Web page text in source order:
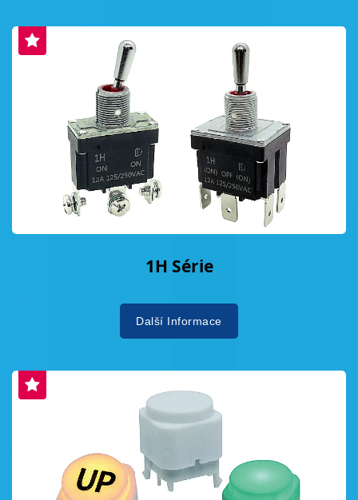
1H Série
Další Informace